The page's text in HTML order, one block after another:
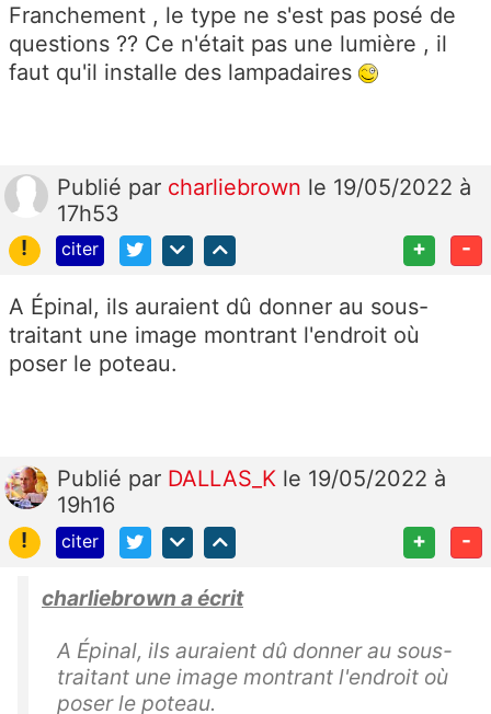
Franchement , le type ne s'est pas posé de
questions ?? Ce n'était pas une lumière , il
faut qu'il installe des lampadaires
Publié par charliebrown le 19/05/2022 à
17h53
!
citer + -
A Épinal, ils auraient dû donner au sous-
traitant une image montrant l'endroit où
poser le poteau.
Publié par DALLAS_K le 19/05/2022 à
19h16
!
citer + -
charliebrown a écrit
A Épinal, ils auraient dû donner au sous-
traitant une image montrant l'endroit où
poser le poteau.